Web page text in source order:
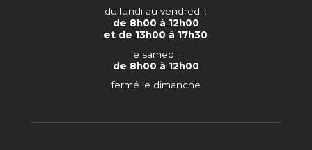
du lundi au vendredi :
de 8h00 à 12h00
et de 13h00 à 17h30
le samedi :
de 8h00 à 12h00
fermé le dimanche